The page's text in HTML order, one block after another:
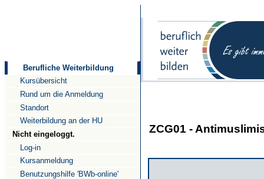
Berufliche Weiterbildung
Kursübersicht
Rund um die Anmeldung
Standort
Weiterbildung an der HU
Nicht eingeloggt.
Log-in
Kursanmeldung
Benutzungshilfe 'BWb-online'
ZCG01 -